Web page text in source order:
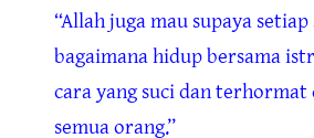
“Allah juga mau supaya
bagaimana hidup bersama
cara yang suci dan terhormat
semua orang.”